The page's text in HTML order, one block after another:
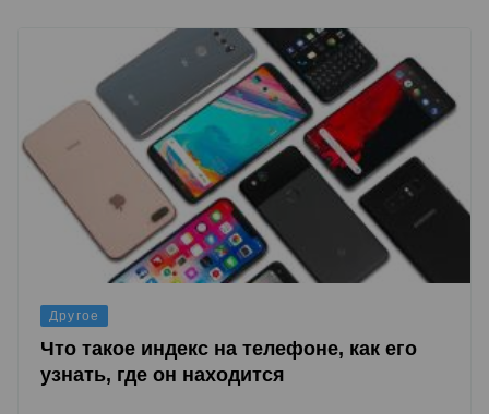
Другое
Что такое индекс на телефоне, как его
узнать, где он находится